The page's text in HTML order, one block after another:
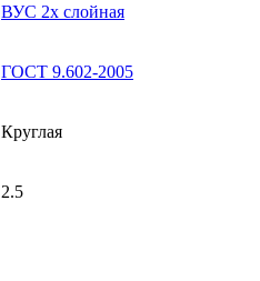
ВУС 2х слойная
ГОСТ 9.602-2005
Круглая
2.5